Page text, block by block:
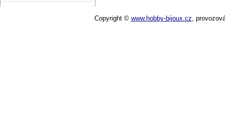
Copyright © www.hobby-bijoux.cz